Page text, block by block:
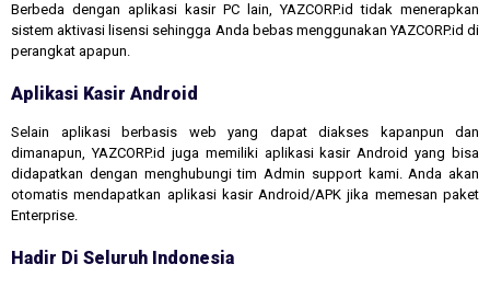
Berbeda dengan aplikasi kasir PC lain, YAZCORP.id tidak menerapkan
sistem aktivasi lisensi sehingga Anda bebas menggunakan YAZCORP.id di
perangkat apapun.
Aplikasi Kasir Android
Selain aplikasi berbasis web yang dapat diakses kapanpun dan
dimanapun, YAZCORP.id juga memiliki aplikasi kasir Android yang bisa
didapatkan dengan menghubungi tim Admin support kami. Anda akan
otomatis mendapatkan aplikasi kasir Android/APK jika memesan paket
Enterprise.
Hadir Di Seluruh Indonesia